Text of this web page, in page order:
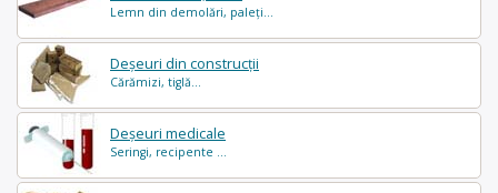
Lemn din demolări, paleți...
Deșeuri din construcții
Cărămizi, tiglă...
Deșeuri medicale
Seringi, recipente ...